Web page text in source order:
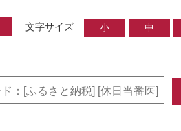
文字サイズ 小 中